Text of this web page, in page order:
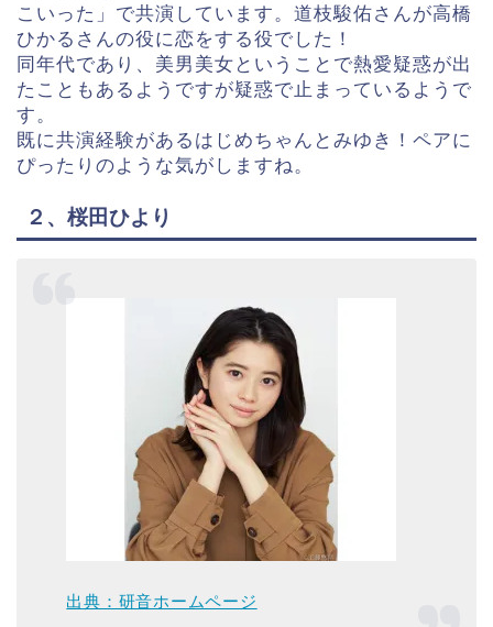
こいった」で共演しています。道枝駿佑さんが高橋
ひかるさんの役に恋をする役でした！
同年代であり、美男美女ということで熱愛疑惑が出
たこともあるようですが疑惑で止まっているようで
す。
既に共演経験があるはじめちゃんとみゆき！ペアに
ぴったりのような気がしますね。
２、桜田ひより
出典：研音ホームページ